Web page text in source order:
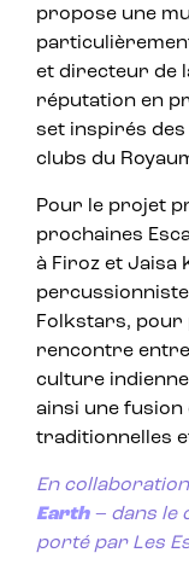
propose une
et directeur de
réputation en
set inspirés des
clubs du
Pour le projet
prochaines
à Firoz et Jaisa
Folkstars, pour
rencontre
culture
ainsi une
traditionnelles
En
Earth– dans le
porté par Les